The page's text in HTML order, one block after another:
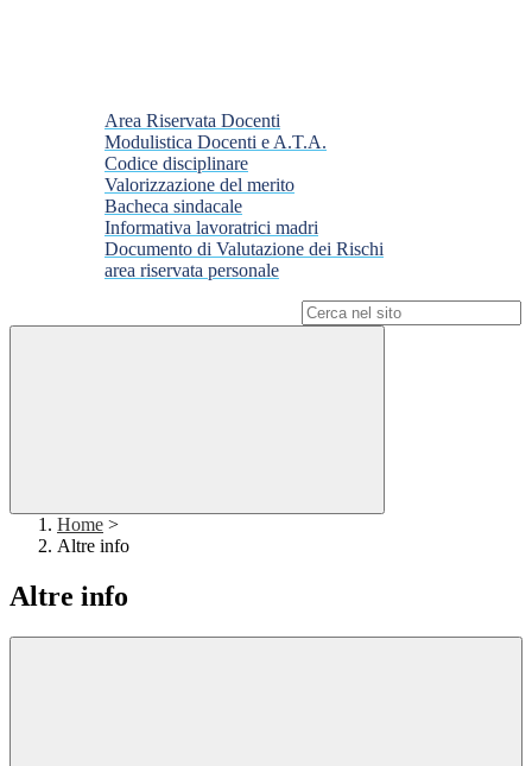
Area Riservata Docenti
Modulistica Docenti e A.T.A.
Codice disciplinare
Valorizzazione del merito
Bacheca sindacale
Informativa lavoratrici madri
Documento di Valutazione dei Rischi
area riservata personale
Home >
Altre info
Altre info